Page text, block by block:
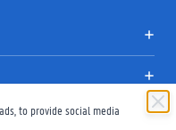
to provide social media